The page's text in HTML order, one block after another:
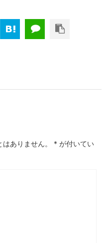
ありません。 * が付いてい